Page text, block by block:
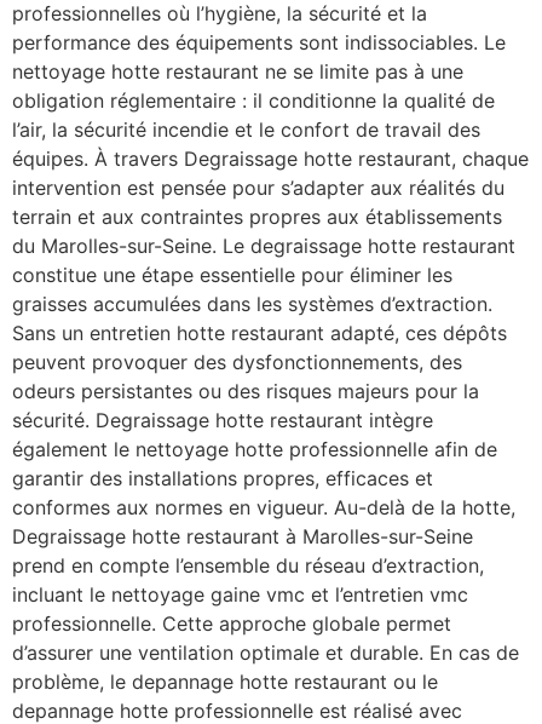
professionnelles où l’hygiène, la sécurité et la
performance des équipements sont indissociables. Le
nettoyage hotte restaurant ne se limite pas à une
obligation réglementaire : il conditionne la qualité de
l’air, la sécurité incendie et le confort de travail des
équipes. À travers Degraissage hotte restaurant, chaque
intervention est pensée pour s’adapter aux réalités du
terrain et aux contraintes propres aux établissements
du Marolles-sur-Seine. Le degraissage hotte restaurant
constitue une étape essentielle pour éliminer les
graisses accumulées dans les systèmes d’extraction.
Sans un entretien hotte restaurant adapté, ces dépôts
peuvent provoquer des dysfonctionnements, des
odeurs persistantes ou des risques majeurs pour la
sécurité. Degraissage hotte restaurant intègre
également le nettoyage hotte professionnelle afin de
garantir des installations propres, efficaces et
conformes aux normes en vigueur. Au-delà de la hotte,
Degraissage hotte restaurant à Marolles-sur-Seine
prend en compte l’ensemble du réseau d’extraction,
incluant le nettoyage gaine vmc et l’entretien vmc
professionnelle. Cette approche globale permet
d’assurer une ventilation optimale et durable. En cas de
problème, le depannage hotte restaurant ou le
depannage hotte professionnelle est réalisé avec